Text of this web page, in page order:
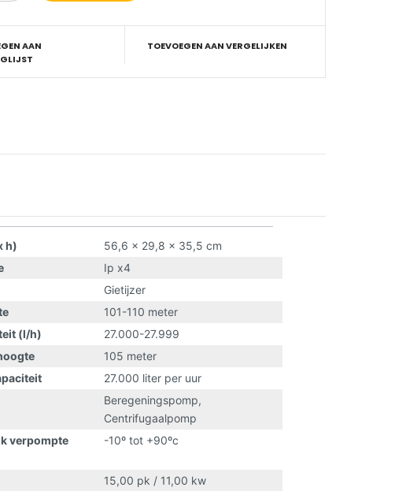
AAN
TOEVOEGEN AAN VERGELIJKEN
h)
56,6 x 29,8 x 35,5 cm
Ip x4
Gietijzer
101-110 meter
(l/h)
27.000-27.999
105 meter
27.000 liter per uur
Beregeningspomp,
Centrifugaalpomp
verpompte
-10º tot +90ºc
15,00 pk / 11,00 kw